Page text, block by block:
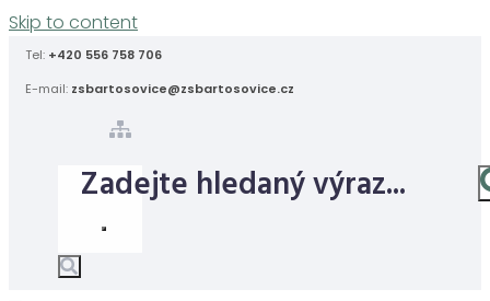
Skip to content
Tel: +420 556 758 706
E-mail: zsbartosovice@zsbartosovice.cz